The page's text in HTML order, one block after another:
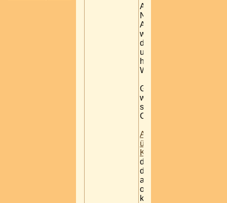
An diesem
Nachmittag /
Abend
wird gespielt was
das Zeug hält
und jeder ist
herzlich
Willkommen.
Getränke gibts
wie immer zum
super günstigen
Club-Preis.
Anmeldungen
über den
Kalender
damit wir auch
die Getränke für
alle
organisieren
können.